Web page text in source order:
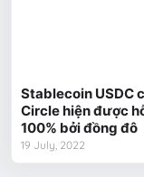
Stablecoin USDC
Circle hiện được
100% bởi đồng đô
19 July, 2022